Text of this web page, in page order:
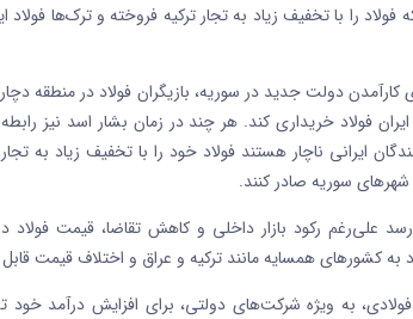
که فولاد را با تخفیف زیاد به تجار ترکیه فروخته و ترک‌ها
کارآمدندولتجدید در سوریه، بازیگران فولاد در منطقه
فولاد خریداری کند. هر چند در زمان بشار اسد نیز
ایرانی ناچار هستند فولاد خود را با تخفیف زیاد به
سوریه صادر کنند.
علی‌رغم رکود بازار داخلی و کاهش تقاضا، قیمت فولاد
به کشورهای همسایه مانند ترکیه و عراق و اختلاف قیمت
به ویژه شرکت‌های دولتی، برای افزایش درآمد خود